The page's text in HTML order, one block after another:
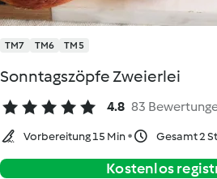
TM7 TM6 TM5
Sonntagszöpfe Zweierlei
4.8 83
Vorbereitung 15 Min Gesamt 2
Kostenlos